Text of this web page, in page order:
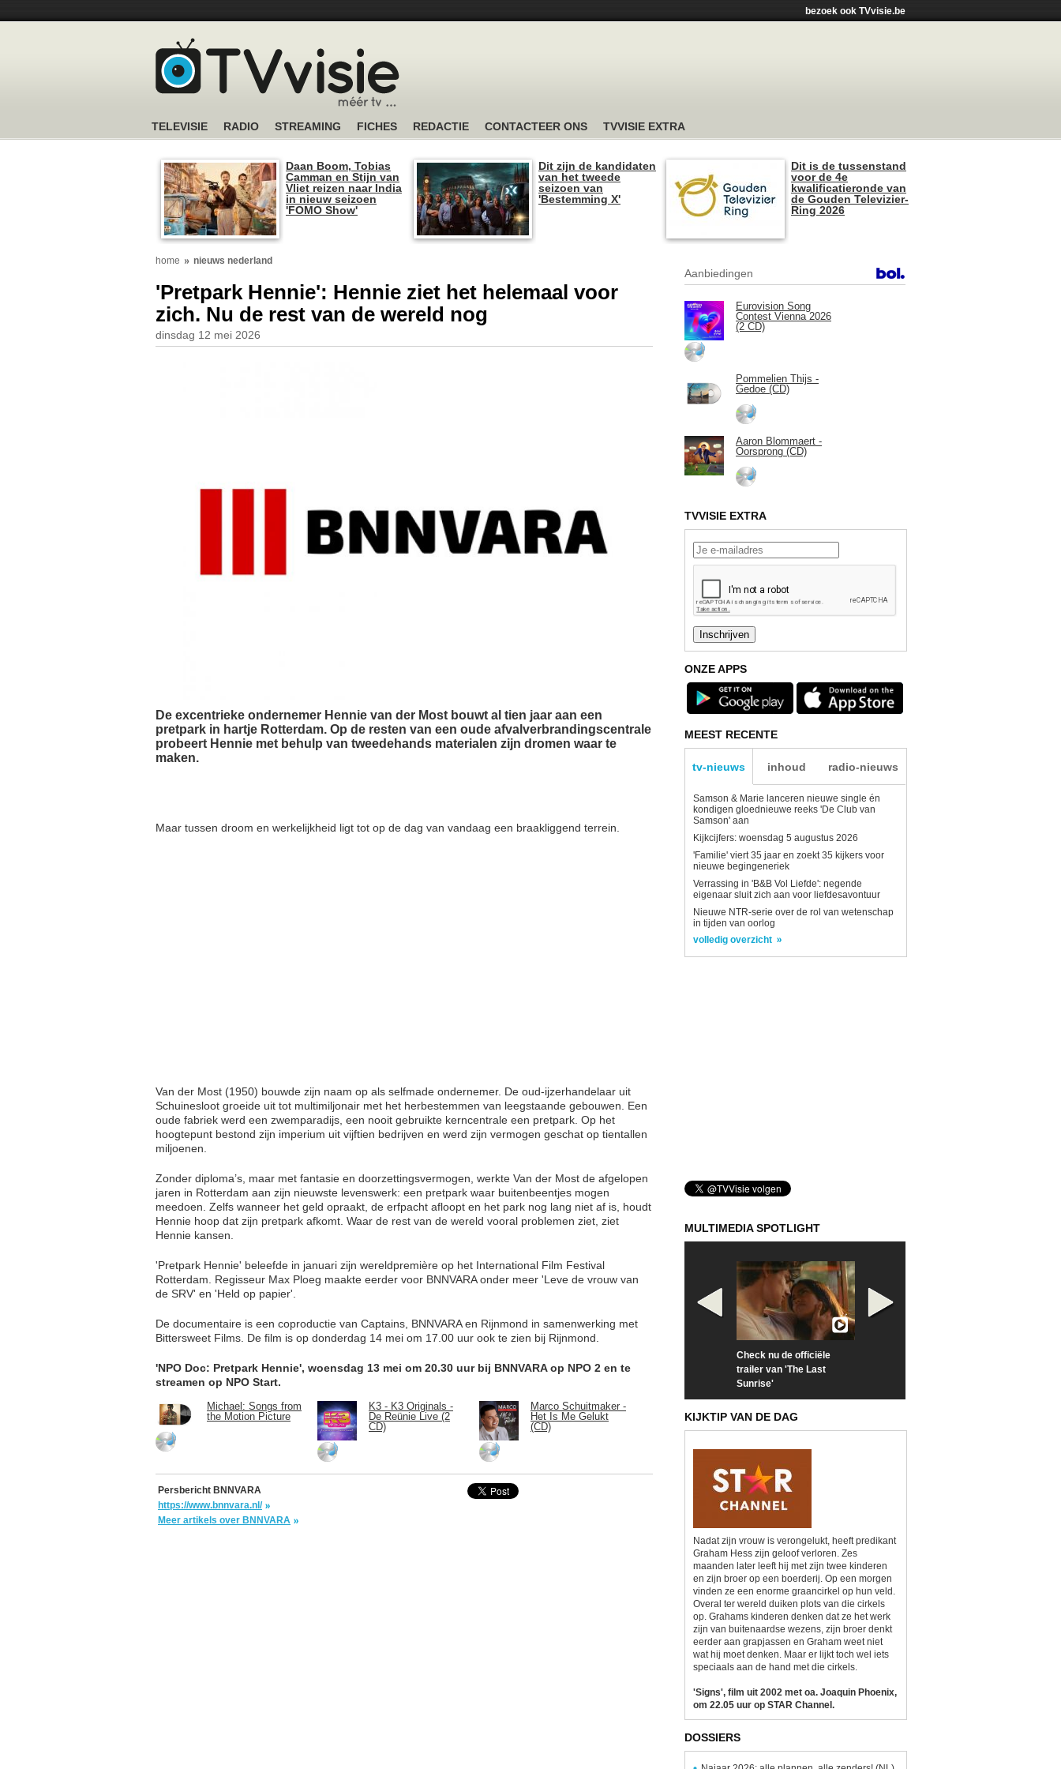
bezoek ook TVvisie.be
TELEVISIE RADIO STREAMING FICHES REDACTIE CONTACTEER ONS TVVISIE EXTRA
Daan Boom, Tobias
Camman en Stijn van
Vliet reizen naar India
in nieuw seizoen
'FOMO Show'
Dit zijn de kandidaten
van het tweede
seizoen van
'Bestemming X'
Dit is de tussenstand
voor de 4e
kwalificatieronde van
de Gouden Televizier-
Ring 2026
home nieuws nederland
'Pretpark Hennie': Hennie ziet het helemaal voor
zich. Nu de rest van de wereld nog
dinsdag 12 mei 2026
De excentrieke ondernemer Hennie van der Most bouwt al tien jaar aan een
pretpark in hartje Rotterdam. Op de resten van een oude afvalverbrandingscentrale
probeert Hennie met behulp van tweedehands materialen zijn dromen waar te
maken.
Maar tussen droom en werkelijkheid ligt tot op de dag van vandaag een braakliggend terrein.
Van der Most (1950) bouwde zijn naam op als selfmade ondernemer. De oud-ijzerhandelaar uit
Schuinesloot groeide uit tot multimiljonair met het herbestemmen van leegstaande gebouwen. Een
oude fabriek werd een zwemparadijs, een nooit gebruikte kerncentrale een pretpark. Op het
hoogtepunt bestond zijn imperium uit vijftien bedrijven en werd zijn vermogen geschat op tientallen
miljoenen.
Zonder diploma’s, maar met fantasie en doorzettingsvermogen, werkte Van der Most de afgelopen
jaren in Rotterdam aan zijn nieuwste levenswerk: een pretpark waar buitenbeentjes mogen
meedoen. Zelfs wanneer het geld opraakt, de erfpacht afloopt en het park nog lang niet af is, houdt
Hennie hoop dat zijn pretpark afkomt. Waar de rest van de wereld vooral problemen ziet, ziet
Hennie kansen.
'Pretpark Hennie' beleefde in januari zijn wereldpremière op het International Film Festival
Rotterdam. Regisseur Max Ploeg maakte eerder voor BNNVARA onder meer 'Leve de vrouw van
de SRV' en 'Held op papier'.
De documentaire is een coproductie van Captains, BNNVARA en Rijnmond in samenwerking met
Bittersweet Films. De film is op donderdag 14 mei om 17.00 uur ook te zien bij Rijnmond.
'NPO Doc: Pretpark Hennie', woensdag 13 mei om 20.30 uur bij BNNVARA op NPO 2 en te
streamen op NPO Start.
Michael: Songs from
the Motion Picture
K3 - K3 Originals -
De Reünie Live (2
CD)
Marco Schuitmaker -
Het Is Me Gelukt
(CD)
Persbericht BNNVARA
https://www.bnnvara.nl/
Meer artikels over BNNVARA
Aanbiedingen
Eurovision Song
Contest Vienna 2026
(2 CD)
Pommelien Thijs -
Gedoe (CD)
Aaron Blommaert -
Oorsprong (CD)
TVVISIE EXTRA
ONZE APPS
MEEST RECENTE
tv-nieuws inhoud radio-nieuws
Samson & Marie lanceren nieuwe single én
kondigen gloednieuwe reeks 'De Club van
Samson' aan
Kijkcijfers: woensdag 5 augustus 2026
'Familie' viert 35 jaar en zoekt 35 kijkers voor
nieuwe begingeneriek
Verrassing in 'B&B Vol Liefde': negende
eigenaar sluit zich aan voor liefdesavontuur
Nieuwe NTR-serie over de rol van wetenschap
in tijden van oorlog
volledig overzicht
MULTIMEDIA SPOTLIGHT
Check nu de officiële
trailer van 'The Last
Sunrise'
KIJKTIP VAN DE DAG
Nadat zijn vrouw is verongelukt, heeft predikant
Graham Hess zijn geloof verloren. Zes
maanden later leeft hij met zijn twee kinderen
en zijn broer op een boerderij. Op een morgen
vinden ze een enorme graancirkel op hun veld.
Overal ter wereld duiken plots van die cirkels
op. Grahams kinderen denken dat ze het werk
zijn van buitenaardse wezens, zijn broer denkt
eerder aan grapjassen en Graham weet niet
wat hij moet denken. Maar er lijkt toch wel iets
speciaals aan de hand met die cirkels.
'Signs', film uit 2002 met oa. Joaquin Phoenix,
om 22.05 uur op STAR Channel.
DOSSIERS